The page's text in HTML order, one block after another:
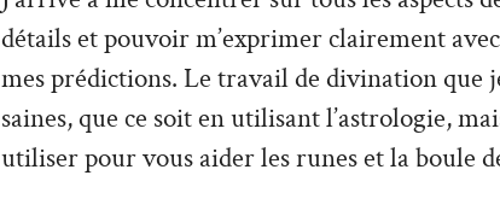
détails et pouvoir m’exprimer clairement
mes prédictions. Le travail de divination que
saines, que ce soit en utilisant l’astrologie,
utiliser pour vous aider les runes et la boule